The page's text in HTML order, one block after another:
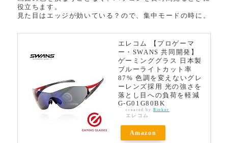
役立ちます。
見た目はエッジが効いている？ので、集中モードの時に。
エレコム 【プロゲーマ
ー・SWANS 共同開発】
ゲーミンググラス 日本製
ブルーライトカット率
87% 色調を変えないグレ
ーレンズ採用 光の強さを
落とし目への負荷を軽減
G-G01G80BK
created byRinker
エレコム
Amazon